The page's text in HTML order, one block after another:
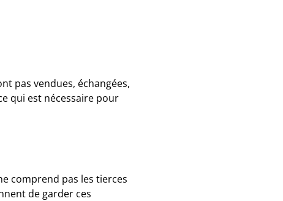
pas vendues, échangées,
qui est nécessaire pour
comprend pas les tierces
de garder ces